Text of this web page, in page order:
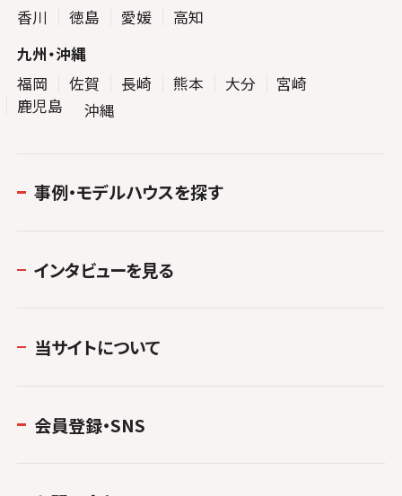
香川
徳島 愛媛
高知
九州・沖縄
福岡
佐賀 長崎 熊本 大分
宮崎
鹿児島
沖縄
事例・モデルハウスを探す
インタビューを見る
当サイトについて
会員登録・SNS